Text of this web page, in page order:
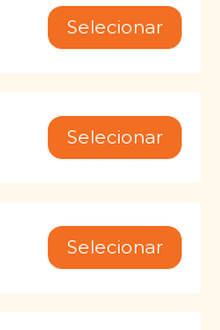
Selecionar
Selecionar
Selecionar